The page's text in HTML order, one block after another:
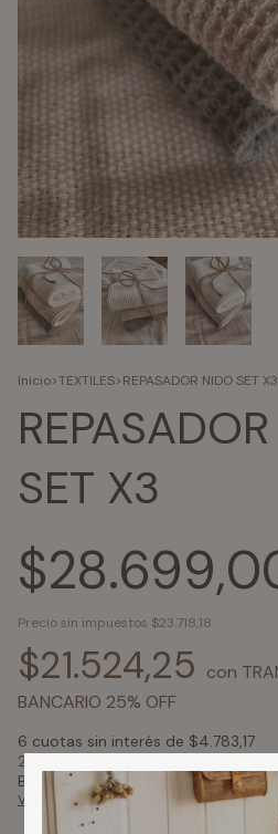
Inicio>TEXTILES>REPASADOR NIDO SET X3
SET X3
Precio sin impuestos $23.718,18
$21.524,25 con
BANCARIO 25% OFF
6 cuotas sin interés de $4.783,17
25% de descuento
pagando con
BANCARIO 25% OFF
Ver más detalles